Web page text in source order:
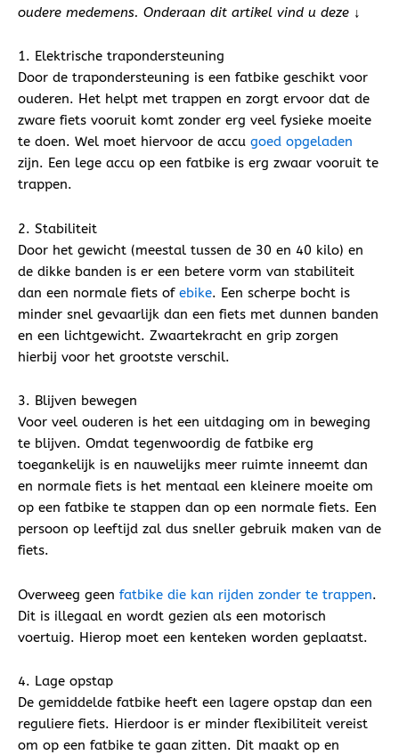
oudere medemens. Onderaan dit artikel vind u deze ↓
1. Elektrische trapondersteuning
Door de trapondersteuning is een fatbike geschikt voor
ouderen. Het helpt met trappen en zorgt ervoor dat de
zware fiets vooruit komt zonder erg veel fysieke moeite
te doen. Wel moet hiervoor de accu goed opgeladen
zijn. Een lege accu op een fatbike is erg zwaar vooruit te
trappen.
2. Stabiliteit
Door het gewicht (meestal tussen de 30 en 40 kilo) en
de dikke banden is er een betere vorm van stabiliteit
dan een normale fiets of ebike. Een scherpe bocht is
minder snel gevaarlijk dan een fiets met dunnen banden
en een lichtgewicht. Zwaartekracht en grip zorgen
hierbij voor het grootste verschil.
3. Blijven bewegen
Voor veel ouderen is het een uitdaging om in beweging
te blijven. Omdat tegenwoordig de fatbike erg
toegankelijk is en nauwelijks meer ruimte inneemt dan
en normale fiets is het mentaal een kleinere moeite om
op een fatbike te stappen dan op een normale fiets. Een
persoon op leeftijd zal dus sneller gebruik maken van de
fiets.
Overweeg geen fatbike die kan rijden zonder te trappen.
Dit is illegaal en wordt gezien als een motorisch
voertuig. Hierop moet een kenteken worden geplaatst.
4. Lage opstap
De gemiddelde fatbike heeft een lagere opstap dan een
reguliere fiets. Hierdoor is er minder flexibiliteit vereist
om op een fatbike te gaan zitten. Dit maakt op en